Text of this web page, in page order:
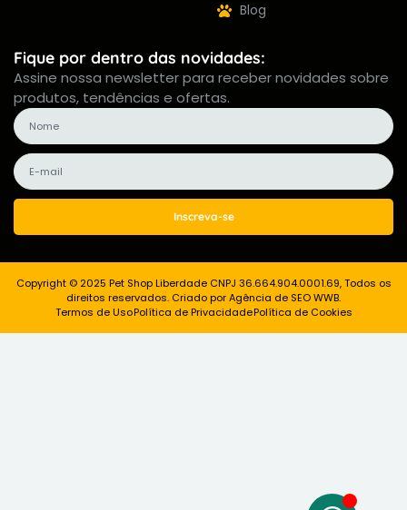
Blog
Fique por dentro das novidades:
Assine nossa newsletter para receber novidades sobre
produtos, tendências e ofertas.
Inscreva-se
Copyright © 2025 Pet Shop Liberdade CNPJ 36.664.904.0001.69, Todos os
direitos reservados. Criado por Agência de SEO WWB.
Termos de UsoPolítica de PrivacidadePolítica de Cookies